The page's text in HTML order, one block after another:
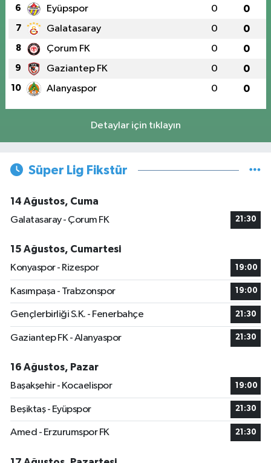
6 Eyüpspor 0 0
7 Galatasaray 0 0
8 Çorum FK 0 0
9 Gaziantep FK 0 0
10 Alanyaspor 0 0
Detaylar için tıklayın
Süper Lig Fikstür
14 Ağustos, Cuma
Galatasaray - Çorum FK
21:30
15 Ağustos, Cumartesi
Konyaspor - Rizespor
19:00
Kasımpaşa - Trabzonspor 19:00
Gençlerbirliği S.K. - Fenerbahçe 21:30
Gaziantep FK - Alanyaspor 21:30
16 Ağustos, Pazar
Başakşehir - Kocaelispor
19:00
Beşiktaş - Eyüpspor 21:30
Amed - Erzurumspor FK 21:30